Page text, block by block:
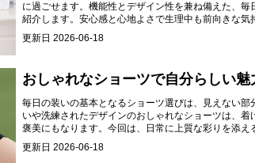
に過ごせます。機能性とデザイン性を兼ね備えた、
紹介します。安心感と心地よさで生理中も前向きな気
更新日 2026-06-18
おしゃれなショーツで自分らしい
毎日の装いの基本となるショーツ選びは、見えない
いや洗練されたデザインのおしゃれなショーツは、
褒美にもなります。今回は、日常に上質な彩りを添え
更新日 2026-06-18